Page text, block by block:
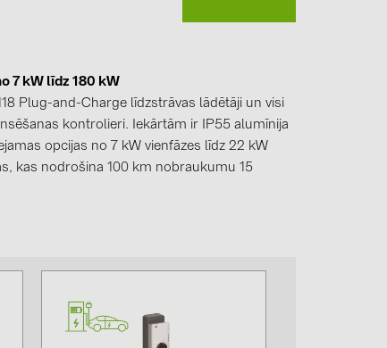
7 kW līdz 180 kW
Plug-and-Charge līdzstrāvas lādētāji un visi
kontrolieri. Iekārtām ir IP55 alumīnija
opcijas no 7 kW vienfāzes līdz 22 kW
kas nodrošina 100 km nobraukumu 15